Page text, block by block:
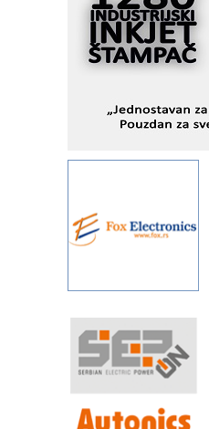
I.SAFE MOBILE
industrijsku
pionirskimmobile
Fleksibilno
KIP KOP –
savremene
Alba d.o.o. – 35
metrologiji i
rešenjima
IBeRTIM -
STAUFF –
sistema
YAMADA pumpe –
pouzdanost u
Filtration Group
rešenja za
procesnim